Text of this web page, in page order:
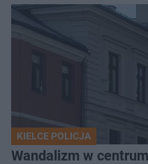
KIELCE POLICJA
Wandalizm w